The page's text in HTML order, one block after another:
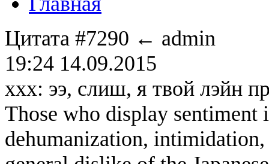
Цитата #7290 ← admin
19:24 14.09.2015
xxx: ээ, слиш, я твой лэйн
Those who display
dehumanization,